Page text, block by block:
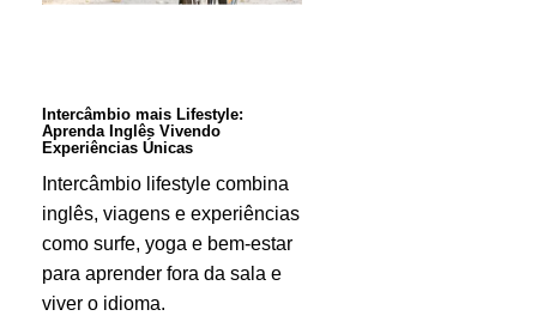
Únicas
Intercâmbio mais Lifestyle:
Aprenda Inglês Vivendo
Experiências Únicas
Intercâmbio lifestyle combina
inglês, viagens e experiências
como surfe, yoga e bem-estar
para aprender fora da sala e
viver o idioma.